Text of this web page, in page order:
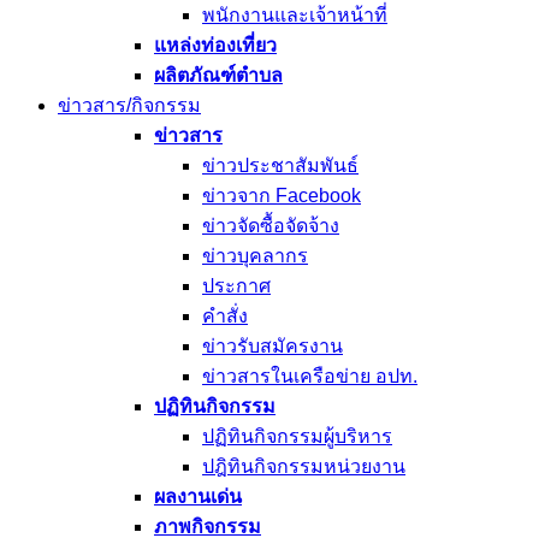
พนักงานและเจ้าหน้าที่
แหล่งท่องเที่ยว
ผลิตภัณฑ์ตำบล
ข่าวสาร/กิจกรรม
ข่าวสาร
ข่าวประชาสัมพันธ์
ข่าวจาก Facebook
ข่าวจัดซื้อจัดจ้าง
ข่าวบุคลากร
ประกาศ
คำสั่ง
ข่าวรับสมัครงาน
ข่าวสารในเครือข่าย อปท.
ปฏิทินกิจกรรม
ปฏิทินกิจกรรมผู้บริหาร
ปฎิทินกิจกรรมหน่วยงาน
ผลงานเด่น
ภาพกิจกรรม